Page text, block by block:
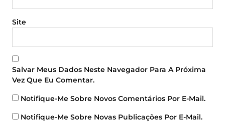
Site
Salvar Meus Dados Neste Navegador Para A Próxima
Vez Que Eu Comentar.
Notifique-Me Sobre Novos Comentários Por E-Mail.
Notifique-Me Sobre Novas Publicações Por E-Mail.